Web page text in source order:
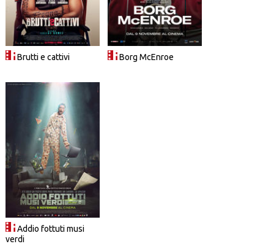
Brutti e cattivi Borg McEnroe
Addio fottuti musi
verdi